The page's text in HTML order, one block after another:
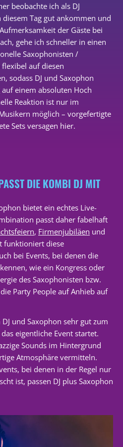
beobachte ich als DJ
diesem Tag gut ankommen und
der Gäste bei
gehe ich schneller in einen
Saxophonisten /
auf diesen
sodass DJ und Saxophon
einem absoluten Hoch
Reaktion ist nur im
möglich – vorgefertigte
Sets versagen hier.
DIE KOMBI DJ MIT
bietet ein echtes Live-
passt daher fabelhaft
, Firmenjubiläen und
funktioniert diese
bei Events, bei denen die
wie ein Kongress oder
des Saxophonisten bzw.
Party People auf Anhieb auf
und Saxophon sehr gut zum
eigentliche Event startet.
Sounds im Hintergrund
Atmosphäre vermitteln.
bei denen in der Regel nur
ist, passen DJ plus Saxophon